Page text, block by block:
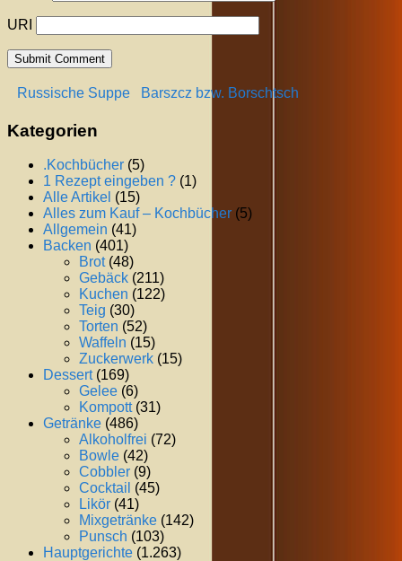
URI
Russische Suppe Barszcz bzw. Borschtsch
Kategorien
.Kochbücher (5)
1 Rezept eingeben ? (1)
Alle Artikel (15)
Alles zum Kauf – Kochbücher (5)
Allgemein (41)
Backen (401)
Brot(48)
Gebäck (211)
Kuchen (122)
Teig (30)
Torten (52)
Waffeln (15)
Zuckerwerk (15)
Dessert(169)
Gelee (6)
Kompott(31)
Getränke (486)
Alkoholfrei (72)
Bowle (42)
Cobbler (9)
Cocktail (45)
Likör (41)
Mixgetränke (142)
Punsch (103)
Hauptgerichte (1.263)